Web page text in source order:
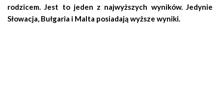
rodzicem. Jest to jeden z najwyższych wyników. Jedynie
Słowacja, Bułgaria i Malta posiadają wyższe wyniki.